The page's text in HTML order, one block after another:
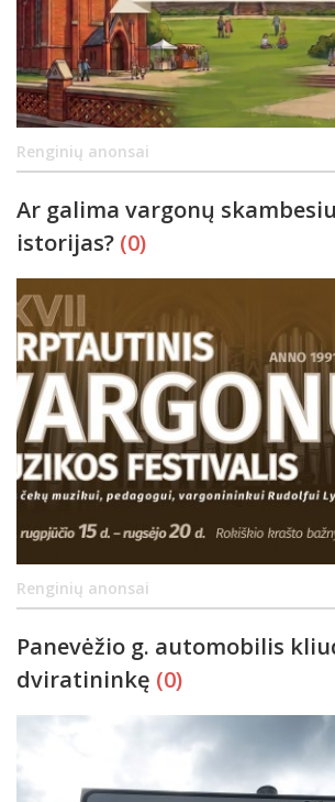
Renginių anonsai
Ar galima vargonų
istorijas? (0)
Renginių anonsai
Panevėžio g. automobilis
dviratininkę (0)